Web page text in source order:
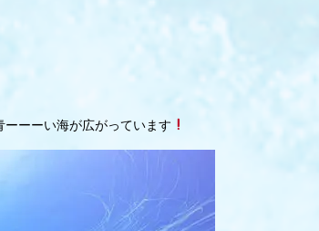
ーーい海が広がっています